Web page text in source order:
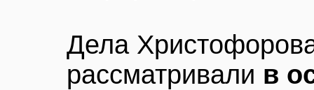
Дела
рассматривали в